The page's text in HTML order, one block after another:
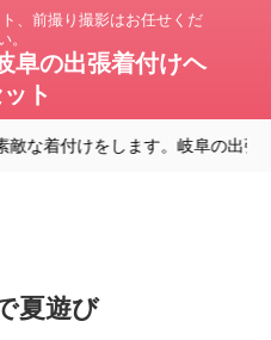
、前撮り撮影はお任せくだ
。
阜の出張着付けヘ
ト
着付けをします。岐阜の出張着付
夏遊び